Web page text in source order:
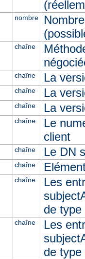
nombre
chaîne
chaîne La
chaîne La
chaîne La
chaîne
Le
client
chaîne Le DN
chaîne
chaîne
Les
de type
chaîne
Les
de type